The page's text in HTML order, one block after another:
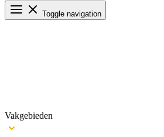
Toggle navigation
Vakgebieden